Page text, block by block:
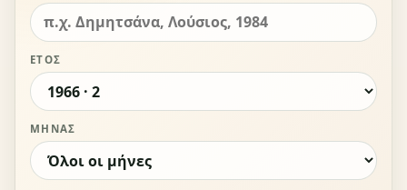
ΈΤΟΣ
ΜΉΝΑΣ